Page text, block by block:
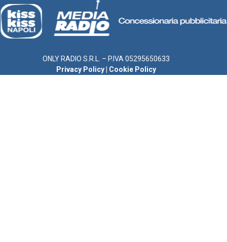
ONLY RADIO S.R.L. – P.IVA 05295650633
Privacy Policy
Cookie Policy